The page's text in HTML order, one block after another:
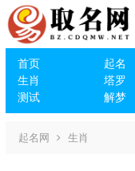
首页 起名
生肖
塔罗
测试
解梦
起名网 生肖